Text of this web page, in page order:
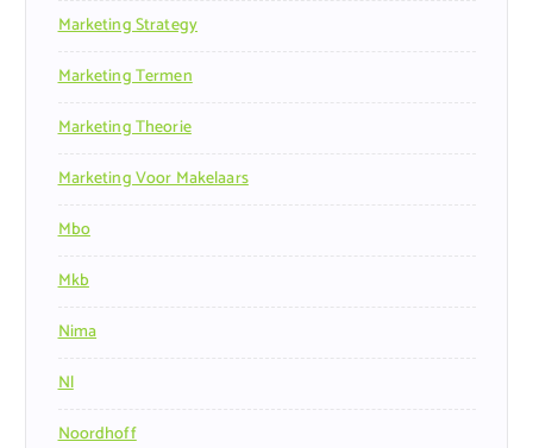
Marketing Strategy
Marketing Termen
Marketing Theorie
Marketing Voor Makelaars
Mbo
Mkb
Nima
Nl
Noordhoff